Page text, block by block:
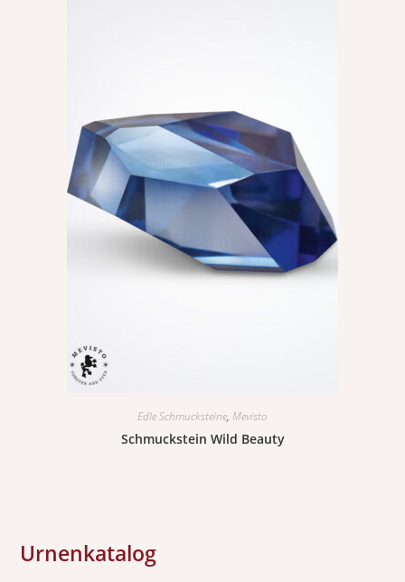
Edle Schmucksteine, Mevisto
Schmuckstein Wild Beauty
Urnenkatalog